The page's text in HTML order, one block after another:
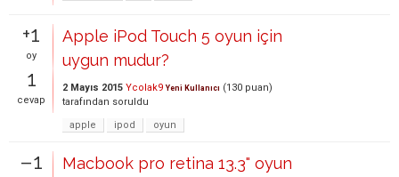
+1
oy
1
cevap
Apple iPod Touch 5 oyun için
uygun mudur?
2 Mayıs 2015 Ycolak9 Yeni Kullanıcı (130 puan)
tarafından soruldu
apple
ipod oyun
–1
Macbook pro retina 13.3" oyun